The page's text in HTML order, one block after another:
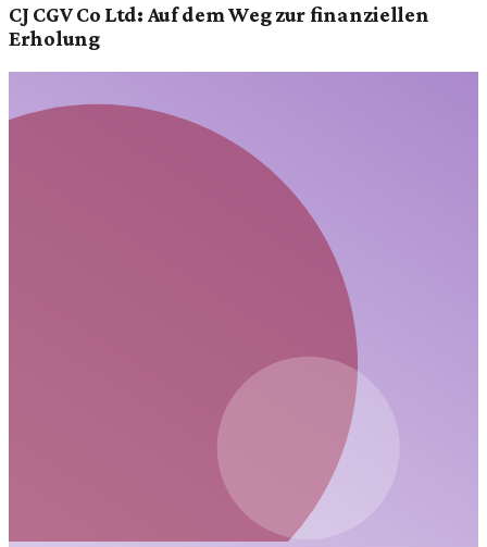
CJ CGV Co Ltd: Auf dem Weg zur finanziellen
Erholung